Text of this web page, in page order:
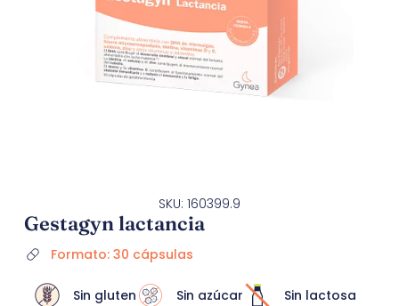
SKU: 160399.9
Gestagyn lactancia
Formato: 30 cápsulas
Sin gluten Sin azúcar Sin lactosa